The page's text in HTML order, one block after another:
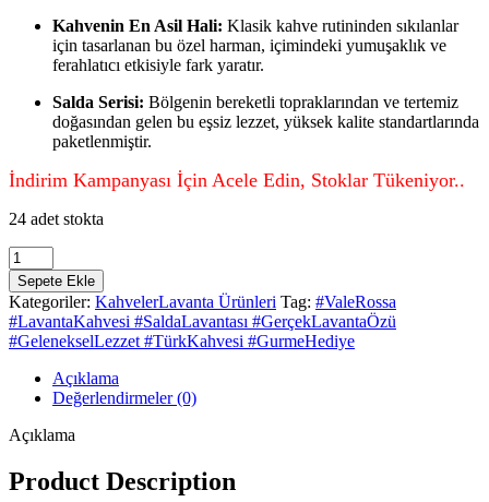
Kahvenin En Asil Hali: Klasik kahve rutininden sıkılanlar
için tasarlanan bu özel harman, içimindeki yumuşaklık ve
ferahlatıcı etkisiyle fark yaratır.
Salda Serisi: Bölgenin bereketli topraklarından ve tertemiz
doğasından gelen bu eşsiz lezzet, yüksek kalite standartlarında
paketlenmiştir.
İndirim Kampanyası İçin Acele Edin, Stoklar Tükeniyor..
24 adet stokta
Lavanta
Kahvesi
200gr
adet
Sepete Ekle
Kategoriler: KahvelerLavanta Ürünleri Tag: #ValeRossa
#LavantaKahvesi #SaldaLavantası #GerçekLavantaÖzü
#GelenekselLezzet #TürkKahvesi #GurmeHediye
Açıklama
Değerlendirmeler (0)
Açıklama
Product Description